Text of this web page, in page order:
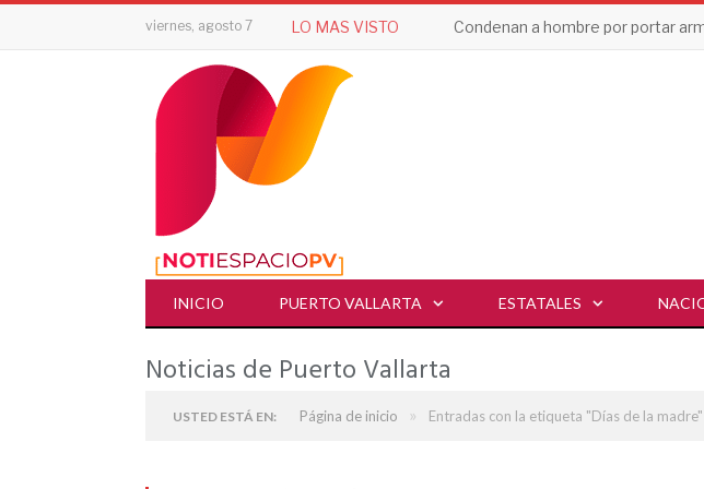
viernes, agosto 7 LO MAS VISTO Condenan a hombre por portar
INICIO PUERTO VALLARTA ESTATALES
Noticias de Puerto Vallarta
USTED ESTÁ EN: Página de inicio » Entradas con la etiqueta "Días de la madre"